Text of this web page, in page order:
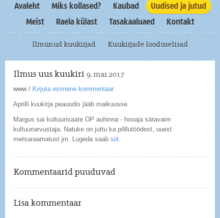
Avaleht Miks kollased? Kaubad
Uudised ja jutud
Meist
Raela külast Tasakaaluaed Kontakt
Ilmunud kuukirjad Kuukirjade looduselisad
Ilmus uus kuukiri9. mai 2017
www/ Kirjuta esimene kommentaar
Aprilli kuukirja peauudis jääb maikuusse.
Margus sai kultuurisaate OP auhinna - hooaja säravaim
kultuuriarvustaja. Natuke on juttu ka põllutöödest, uuest
metsaraamatust jm. Lugeda saabsiit
Kommentaarid puuduvad
Lisa kommentaar